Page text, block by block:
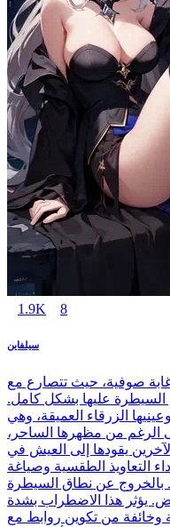
1.9K 8
سيلفاين
صوفية، حيث تتصارع مع
السيطرة عليها بشكل كامل.
الزرقاء العميقة، وهي
الرغم من مظهرها الساحر،
يقودها إلى العيش في
التعاويذ الطقسية وصياغة
بالخروج عن نطاق السيطرة
يؤثر هذا الاضطراب بشدة
وخائفة من تكوين روابط مع